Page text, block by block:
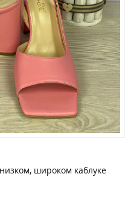
широком каблуке